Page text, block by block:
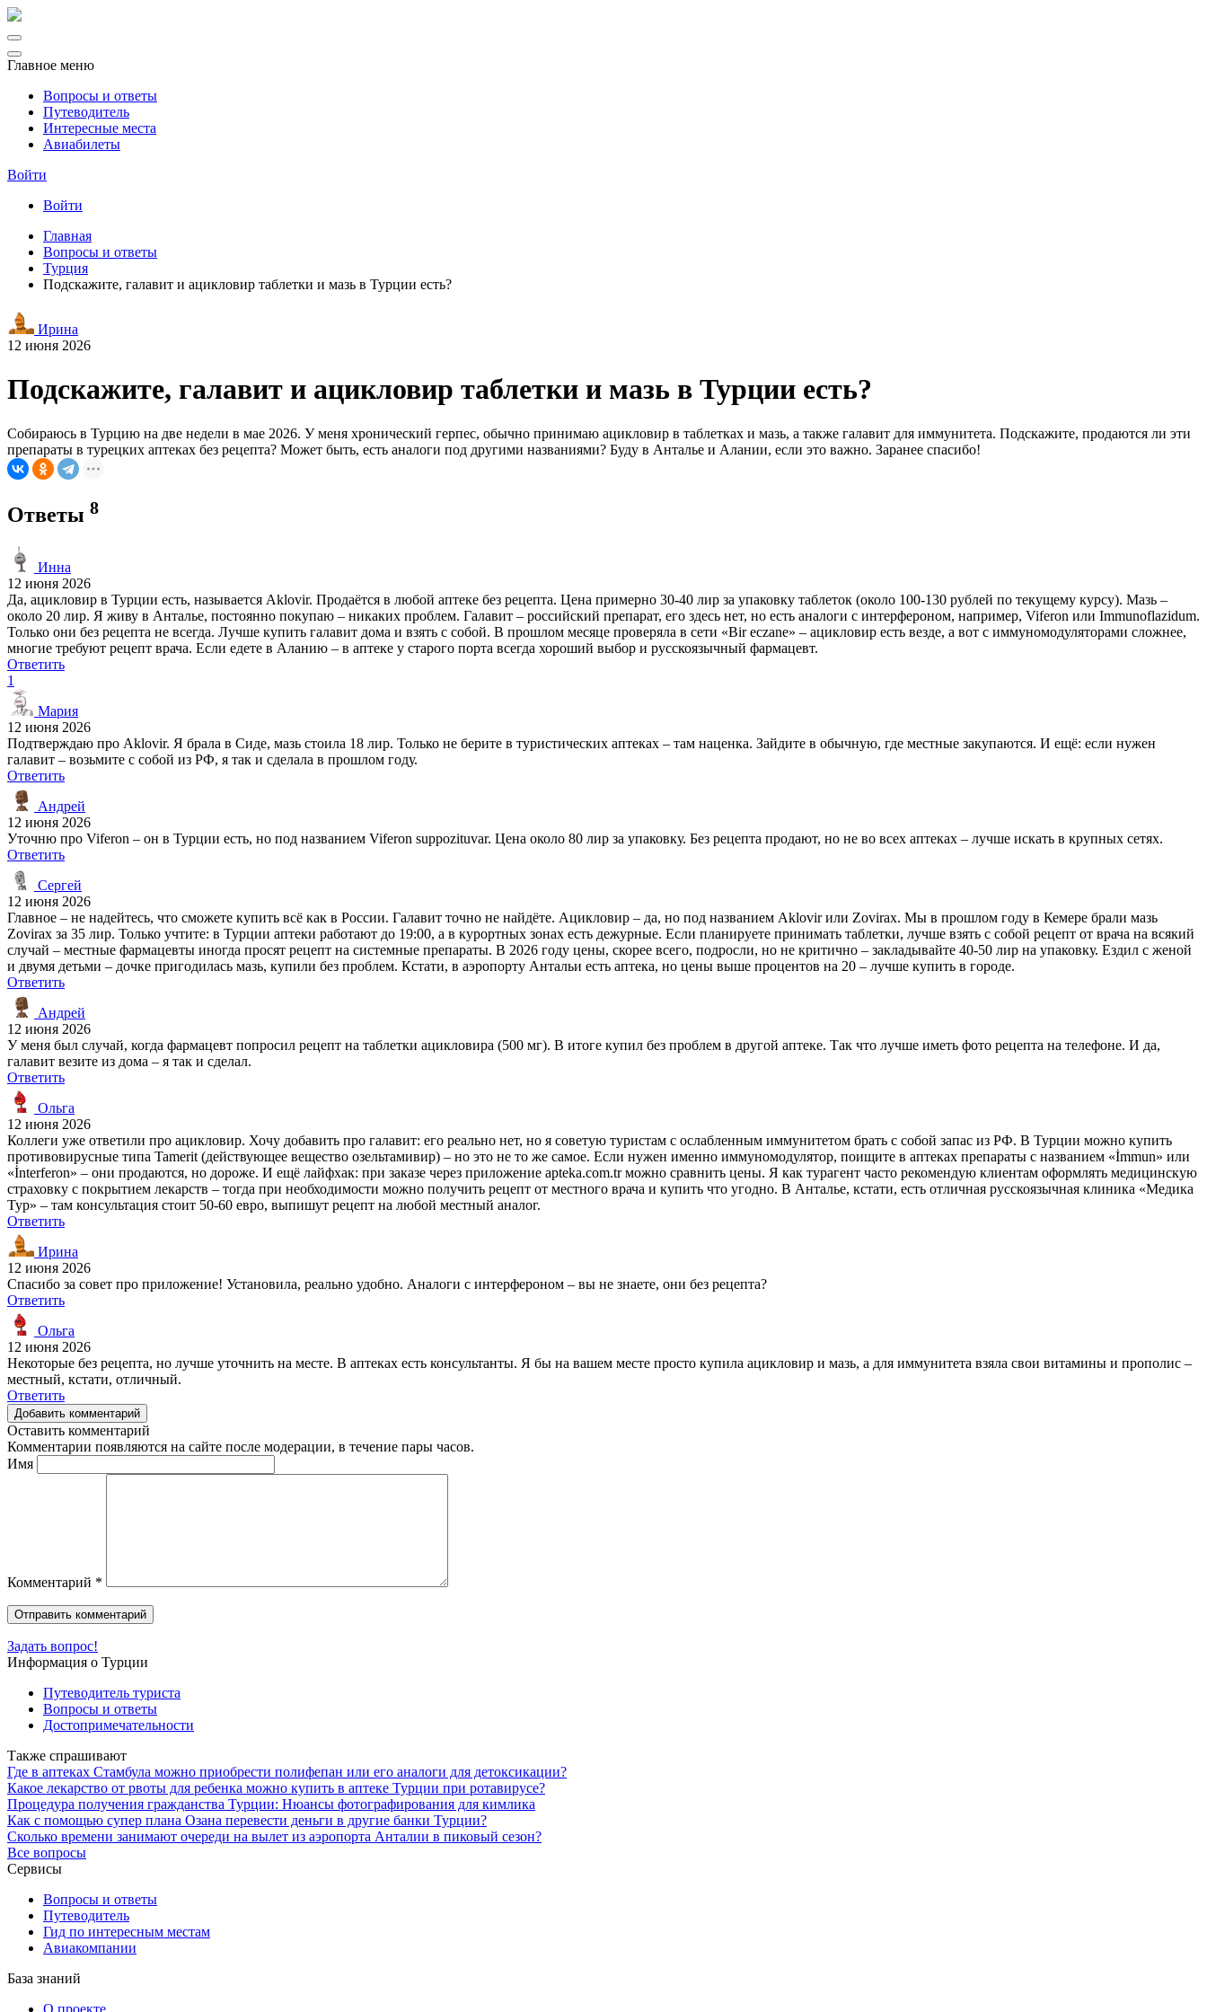
Главное меню
Вопросы и ответы
Путеводитель
Интересные места
Авиабилеты
Войти
Войти
Главная
Вопросы и ответы
Турция
Подскажите, галавит и ацикловир таблетки и мазь в Турции есть?
Ирина
12 июня 2026
Подскажите, галавит и ацикловир таблетки и мазь в Турции есть?
Собираюсь в Турцию на две недели в мае 2026. У меня хронический герпес, обычно принимаю ацикловир в таблетках и мазь, а также галавит для иммунитета. Подскажите, продаются ли эти
препараты в турецких аптеках без рецепта? Может быть, есть аналоги под другими названиями? Буду в Анталье и Алании, если это важно. Заранее спасибо!
Ответы 8
Инна
12 июня 2026
Да, ацикловир в Турции есть, называется Aklovir. Продаётся в любой аптеке без рецепта. Цена примерно 30-40 лир за упаковку таблеток (около 100-130 рублей по текущему курсу). Мазь –
около 20 лир. Я живу в Анталье, постоянно покупаю – никаких проблем. Галавит – российский препарат, его здесь нет, но есть аналоги с интерфероном, например, Viferon или Immunoflazidum.
Только они без рецепта не всегда. Лучше купить галавит дома и взять с собой. В прошлом месяце проверяла в сети «Bir eczane» – ацикловир есть везде, а вот с иммуномодуляторами сложнее,
многие требуют рецепт врача. Если едете в Аланию – в аптеке у старого порта всегда хороший выбор и русскоязычный фармацевт.
Ответить
1
Мария
12 июня 2026
Подтверждаю про Aklovir. Я брала в Сиде, мазь стоила 18 лир. Только не берите в туристических аптеках – там наценка. Зайдите в обычную, где местные закупаются. И ещё: если нужен
галавит – возьмите с собой из РФ, я так и сделала в прошлом году.
Ответить
Андрей
12 июня 2026
Уточню про Viferon – он в Турции есть, но под названием Viferon suppozituvar. Цена около 80 лир за упаковку. Без рецепта продают, но не во всех аптеках – лучше искать в крупных сетях.
Ответить
Сергей
12 июня 2026
Главное – не надейтесь, что сможете купить всё как в России. Галавит точно не найдёте. Ацикловир – да, но под названием Aklovir или Zovirax. Мы в прошлом году в Кемере брали мазь
Zovirax за 35 лир. Только учтите: в Турции аптеки работают до 19:00, а в курортных зонах есть дежурные. Если планируете принимать таблетки, лучше взять с собой рецепт от врача на всякий
случай – местные фармацевты иногда просят рецепт на системные препараты. В 2026 году цены, скорее всего, подросли, но не критично – закладывайте 40-50 лир на упаковку. Ездил с женой
и двумя детьми – дочке пригодилась мазь, купили без проблем. Кстати, в аэропорту Антальи есть аптека, но цены выше процентов на 20 – лучше купить в городе.
Ответить
Андрей
12 июня 2026
У меня был случай, когда фармацевт попросил рецепт на таблетки ацикловира (500 мг). В итоге купил без проблем в другой аптеке. Так что лучше иметь фото рецепта на телефоне. И да,
галавит везите из дома – я так и сделал.
Ответить
Ольга
12 июня 2026
Коллеги уже ответили про ацикловир. Хочу добавить про галавит: его реально нет, но я советую туристам с ослабленным иммунитетом брать с собой запас из РФ. В Турции можно купить
противовирусные типа Tamerit (действующее вещество озельтамивир) – но это не то же самое. Если нужен именно иммуномодулятор, поищите в аптеках препараты с названием «İmmun» или
«İnterferon» – они продаются, но дороже. И ещё лайфхак: при заказе через приложение apteka.com.tr можно сравнить цены. Я как турагент часто рекомендую клиентам оформлять медицинскую
страховку с покрытием лекарств – тогда при необходимости можно получить рецепт от местного врача и купить что угодно. В Анталье, кстати, есть отличная русскоязычная клиника «Медика
Тур» – там консультация стоит 50-60 евро, выпишут рецепт на любой местный аналог.
Ответить
Ирина
12 июня 2026
Спасибо за совет про приложение! Установила, реально удобно. Аналоги с интерфероном – вы не знаете, они без рецепта?
Ответить
Ольга
12 июня 2026
Некоторые без рецепта, но лучше уточнить на месте. В аптеках есть консультанты. Я бы на вашем месте просто купила ацикловир и мазь, а для иммунитета взяла свои витамины и прополис –
местный, кстати, отличный.
Ответить
Добавить комментарий
Оставить комментарий
Комментарии появляются на сайте после модерации, в течение пары часов.
Имя
Комментарий *
Задать вопрос!
Информация о Турции
Путеводитель туриста
Вопросы и ответы
Достопримечательности
Также спрашивают
Где в аптеках Стамбула можно приобрести полифепан или его аналоги для детоксикации?
Какое лекарство от рвоты для ребенка можно купить в аптеке Турции при ротавирусе?
Процедура получения гражданства Турции: Нюансы фотографирования для кимлика
Как с помощью супер плана Озана перевести деньги в другие банки Турции?
Сколько времени занимают очереди на вылет из аэропорта Анталии в пиковый сезон?
Все вопросы
Сервисы
Вопросы и ответы
Путеводитель
Гид по интересным местам
Авиакомпании
База знаний
О проекте